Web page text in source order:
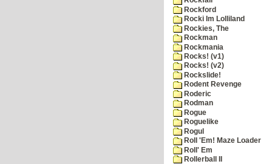
Rockford
Rocki Im Lolliland
Rockies, The
Rockman
Rockmania
Rocks! (v1)
Rocks! (v2)
Rockslide!
Rodent Revenge
Roderic
Rodman
Rogue
Roguelike
Rogul
Roll 'Em! Maze Loader
Roll' Em
Rollerball II